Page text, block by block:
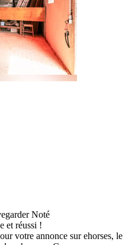
Noté
et réussi !
votre annonce sur ehorses, le